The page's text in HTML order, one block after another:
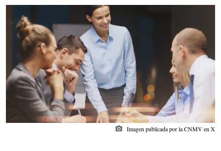
photo_camera Imagen publicada por la CNMV en X